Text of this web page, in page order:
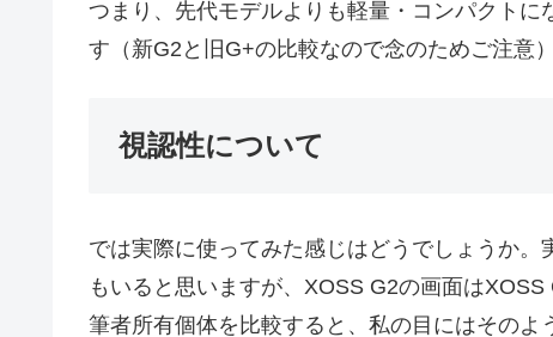
つまり、先代モデルよりも軽量・コンパクト
す（新G2と旧G+の比較なので念のためご注意
視認性について
では実際に使ってみた感じはどうでしょうか
もいると思いますが、XOSS G2の画面は
筆者所有個体を比較すると、私の目にはその